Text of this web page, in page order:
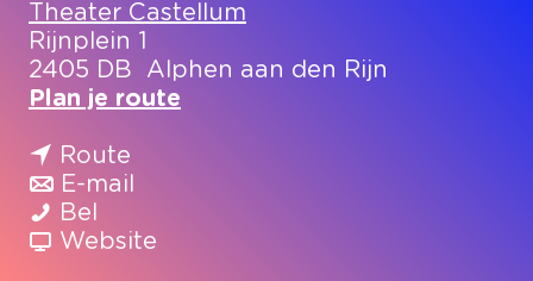
Theater Castellum
Rijnplein 1
2405 DB
Alphen aan den Rijn
Plan je route
Route
r
E-mail
a
Bel
o
Website